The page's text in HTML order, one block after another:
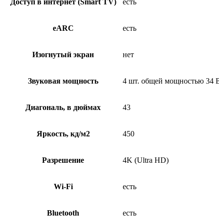
eARC есть
Изогнутый экран нет
Звуковая мощность 4 шт. общей мощностью 34
Диагональ, в дюймах 43
Яркость, кд/м2 450
Разрешение 4K (Ultra HD)
Wi-Fi есть
Bluetooth есть